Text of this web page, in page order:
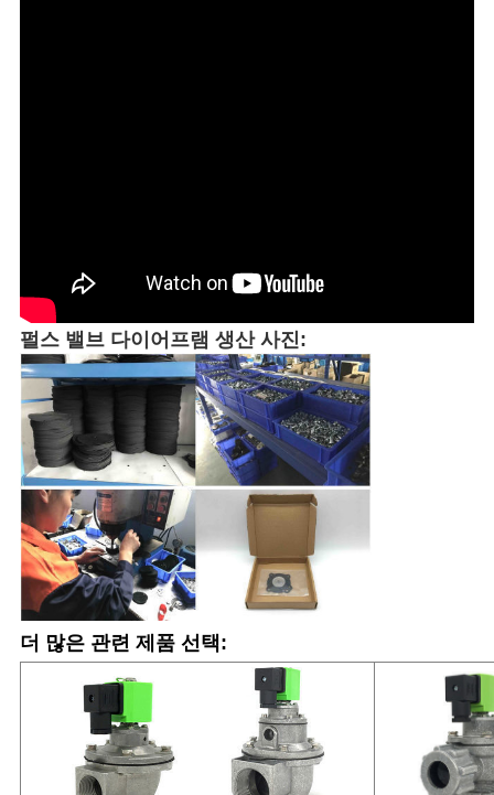
펄스 밸브 다이어프램 생산 사진:
더 많은 관련 제품 선택: